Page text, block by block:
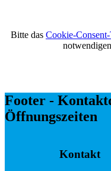
Bitte das Cookie-
Footer -
Öffnungszeiten
Kontakt